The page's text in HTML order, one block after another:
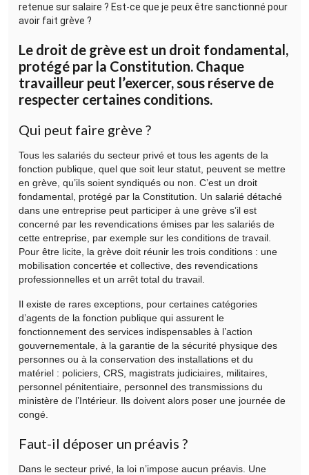
retenue sur salaire ? Est-ce que je peux être sanctionné pour
avoir fait grève ?
Le droit de grève est un droit fondamental,
protégé par la Constitution. Chaque
travailleur peut l’exercer, sous réserve de
respecter certaines conditions.
Qui peut faire grève ?
Tous les salariés du secteur privé et tous les agents de la
fonction publique, quel que soit leur statut, peuvent se mettre
en grève, qu’ils soient syndiqués ou non. C’est un droit
fondamental, protégé par la Constitution. Un salarié détaché
dans une entreprise peut participer à une grève s’il est
concerné par les revendications émises par les salariés de
cette entreprise, par exemple sur les conditions de travail.
Pour être licite, la grève doit réunir les trois conditions : une
mobilisation concertée et collective, des revendications
professionnelles et un arrêt total du travail.
Il existe de rares exceptions, pour certaines catégories
d’agents de la fonction publique qui assurent le
fonctionnement des services indispensables à l’action
gouvernementale, à la garantie de la sécurité physique des
personnes ou à la conservation des installations et du
matériel : policiers, CRS, magistrats judiciaires, militaires,
personnel pénitentiaire, personnel des transmissions du
ministère de l’Intérieur. Ils doivent alors poser une journée de
congé.
Faut-il déposer un préavis ?
Dans le secteur privé, la loi n’impose aucun préavis. Une